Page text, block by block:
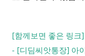
[함께보면 좋은 링크]
- [디딤씨앗통장] 아